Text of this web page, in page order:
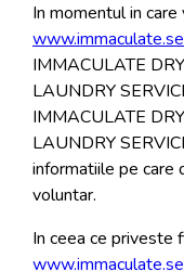
In momentul in
IMMACULATE
LAUNDRY
IMMACULATE
LAUNDRY
informatiile pe care
voluntar.
In ceea ce priveste